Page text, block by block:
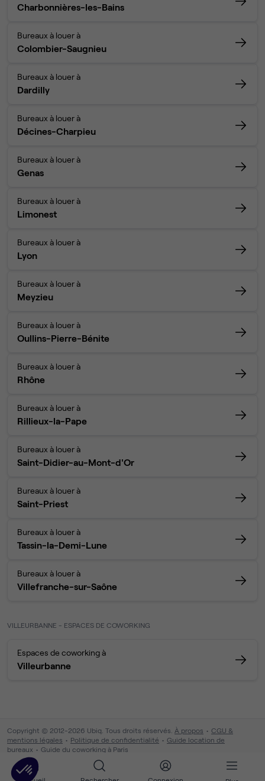
Charbonnières-les-Bains
Bureaux à louer à
Colombier-Saugnieu
Bureaux à louer à
Dardilly
Bureaux à louer à
Décines-Charpieu
Bureaux à louer à
Genas
Bureaux à louer à
Limonest
Bureaux à louer à
Lyon
Bureaux à louer à
Meyzieu
Bureaux à louer à
Oullins-Pierre-Bénite
Bureaux à louer à
Rhône
Bureaux à louer à
Rillieux-la-Pape
Bureaux à louer à
Saint-Didier-au-Mont-d'Or
Bureaux à louer à
Saint-Priest
Bureaux à louer à
Tassin-la-Demi-Lune
Bureaux à louer à
Villefranche-sur-Saône
VILLEURBANNE - ESPACES DE COWORKING
Espaces de coworking à
Villeurbanne
Copyright © 2012-2026 Ubiq. Tous droits réservés. À propos
CGU &
mentions légales
Politique de confidentialité
Guide location de
bureaux
Guide du coworking à Paris